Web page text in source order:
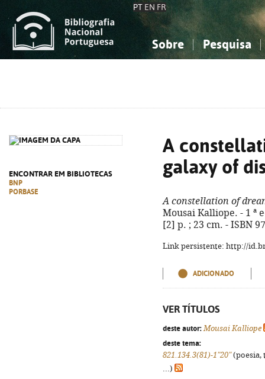
PT EN FR
Sobre Pesquisa
ENCONTRAR EM BIBLIOTECAS
BNP
PORBASE
A
galaxy of
A constellation of
Mousai Kalliope. - 1 ª
[2] p. ; 23 cm. - ISBN
Link persistente: http://
ADICIONADO
VER TÍTULOS
deste autor: Mousai Kalliope
deste tema:
821.134.3(81)-1"20"(poesia,
...)